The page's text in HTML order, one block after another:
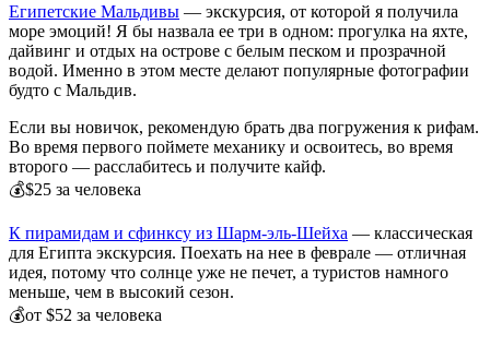
Египетские Мальдивы — экскурсия, от которой я получила
море эмоций! Я бы назвала ее три в одном: прогулка на яхте,
дайвинг и отдых на острове с белым песком и прозрачной
водой. Именно в этом месте делают популярные фотографии
будто с Мальдив.
Если вы новичок, рекомендую брать два погружения к рифам.
Во время первого поймете механику и освоитесь, во время
второго — расслабитесь и получите кайф.
💰$25 за человека
К пирамидам и сфинксу из Шарм-эль-Шейха — классическая
для Египта экскурсия. Поехать на нее в феврале — отличная
идея, потому что солнце уже не печет, а туристов намного
меньше, чем в высокий сезон.
💰от $52 за человека